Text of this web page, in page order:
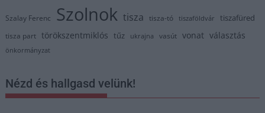
Szalay Ferenc Szolnok tisza tisza-tó tiszaföldvár tiszafüred
tisza part törökszentmiklós tűz ukrajna vasút vonat választás
önkormányzat
Nézd és hallgasd velünk!